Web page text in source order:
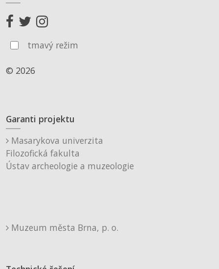
tmavý režim
© 2026
Garanti projektu
Masarykova univerzita
Filozofická fakulta
Ústav archeologie a muzeologie
Muzeum města Brna, p. o.